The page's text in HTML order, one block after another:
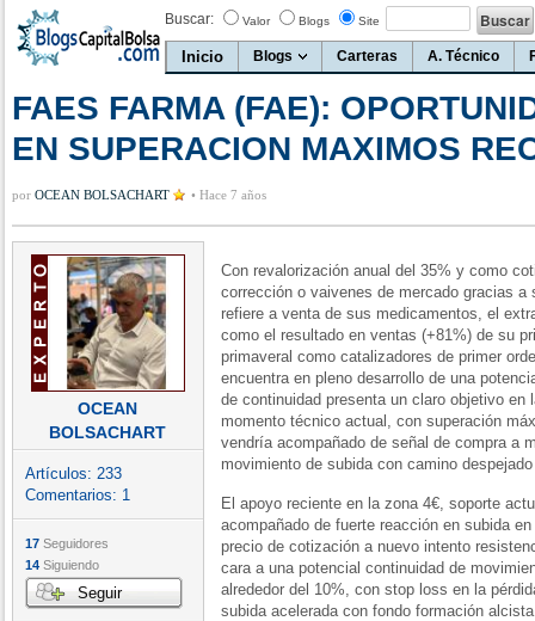
Buscar: Valor Blogs Site
Inicio Blogs Carteras A. Técnico
FAES FARMA (FAE):
EN SUPERACION MAXIMOS
por OCEAN BOLSACHART • Hace 7 años
OCEAN
BOLSACHART
Artículos: 233
Comentarios: 1
17 Seguidores
14 Siguiendo
Seguir
Con revalorización anual del 35% y como
corrección o vaivenes de mercado gracias
refiere a venta de sus medicamentos, el
como el resultado en ventas (+81%) de su
primaveral como catalizadores de primer
encuentra en pleno desarrollo de una
de continuidad presenta un claro objetivo en
momento técnico actual, con superación
vendría acompañado de señal de compra a
movimiento de subida con camino
El apoyo reciente en la zona 4€, soporte
acompañado de fuerte reacción en subida
precio de cotización a nuevo intento
cara a una potencial continuidad de
alrededor del 10%, con stop loss en la
subida acelerada con fondo formación